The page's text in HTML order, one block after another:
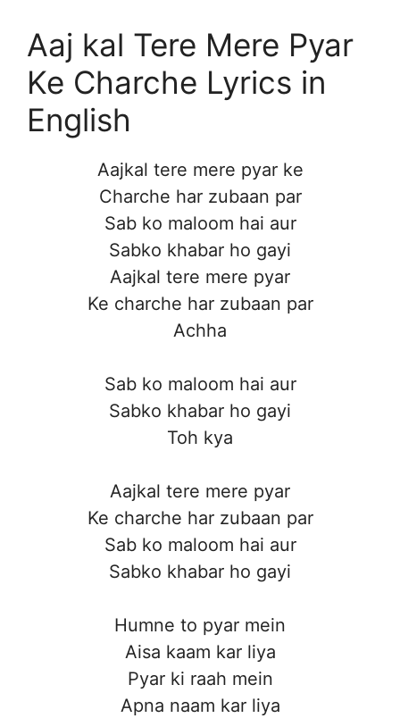
Aaj kal Tere Mere Pyar
Ke Charche Lyrics in
English
Aajkal tere mere pyar ke
Charche har zubaan par
Sab ko maloom hai aur
Sabko khabar ho gayi
Aajkal tere mere pyar
Ke charche har zubaan par
Achha
Sab ko maloom hai aur
Sabko khabar ho gayi
Toh kya
Aajkal tere mere pyar
Ke charche har zubaan par
Sab ko maloom hai aur
Sabko khabar ho gayi
Humne to pyar mein
Aisa kaam kar liya
Pyar ki raah mein
Apna naam kar liya